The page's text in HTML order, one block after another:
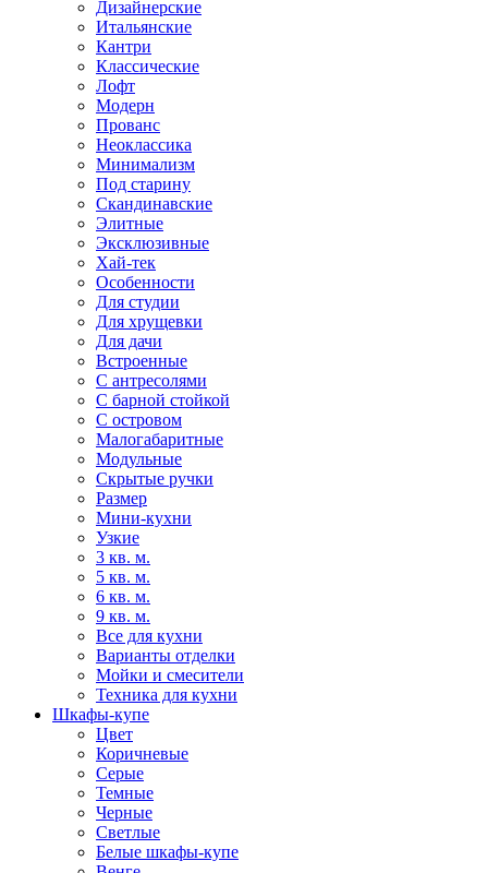
Дизайнерские
Итальянские
Кантри
Классические
Лофт
Модерн
Прованс
Неоклассика
Минимализм
Под старину
Скандинавские
Элитные
Эксклюзивные
Хай-тек
Особенности
Для студии
Для хрущевки
Для дачи
Встроенные
С антресолями
С барной стойкой
С островом
Малогабаритные
Модульные
Скрытые ручки
Размер
Мини-кухни
Узкие
3 кв. м.
5 кв. м.
6 кв. м.
9 кв. м.
Все для кухни
Варианты отделки
Мойки и смесители
Техника для кухни
Шкафы-купе
Цвет
Коричневые
Серые
Темные
Черные
Светлые
Белые шкафы-купе